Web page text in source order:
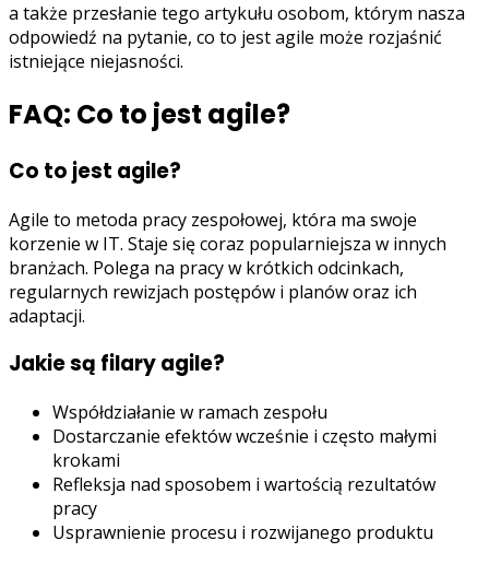
a także przesłanie tego artykułu osobom, którym nasza
odpowiedź na pytanie, co to jest agile może rozjaśnić
istniejące niejasności.
FAQ: Co to jest agile?
Co to jest agile?
Agile to metoda pracy zespołowej, która ma swoje
korzenie w IT. Staje się coraz popularniejsza w innych
branżach. Polega na pracy w krótkich odcinkach,
regularnych rewizjach postępów i planów oraz ich
adaptacji.
Jakie są filary agile?
Współdziałanie w ramach zespołu
Dostarczanie efektów wcześnie i często małymi
krokami
Refleksja nad sposobem i wartością rezultatów
pracy
Usprawnienie procesu i rozwijanego produktu